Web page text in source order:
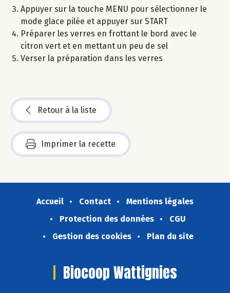
Appuyer sur la touche MENU pour sélectionner le
mode glace pilée et appuyer sur START
Préparer les verres en frottant le bord avec le
citron vert et en mettant un peu de sel
Verser la préparation dans les verres
Retour à la liste
Imprimer la recette
Accueil Contact
Mentions légales
Protection des données
CGU
Gestion des cookies
Plan du site
Biocoop Wattignies